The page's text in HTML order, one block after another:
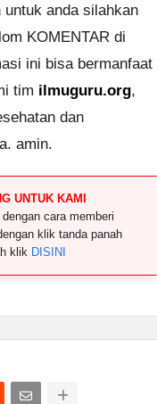
anda silahkan
KOMENTAR di
ini bisa bermanfaat
tim ilmuguru.org,
dan
amin.
UNTUK KAMI
cara memberi
klik tanda panah
klik DISINI